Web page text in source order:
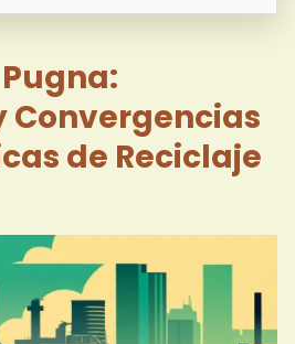
Convergencias
de Reciclaje